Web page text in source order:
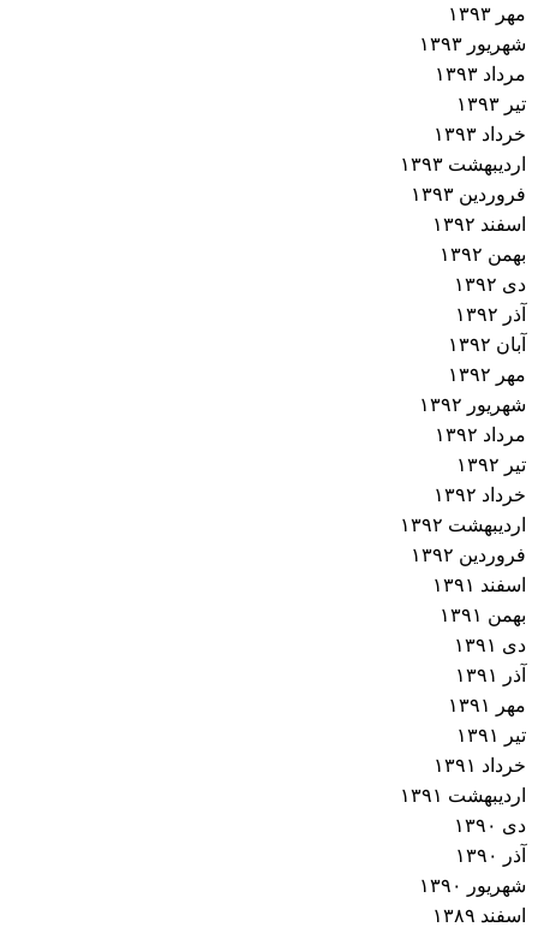
مهر ۱۳۹۳
شهریور ۱۳۹۳
مرداد ۱۳۹۳
تیر ۱۳۹۳
خرداد ۱۳۹۳
اردیبهشت ۱۳۹۳
فروردین ۱۳۹۳
اسفند ۱۳۹۲
بهمن ۱۳۹۲
دی ۱۳۹۲
آذر ۱۳۹۲
آبان ۱۳۹۲
مهر ۱۳۹۲
شهریور ۱۳۹۲
مرداد ۱۳۹۲
تیر ۱۳۹۲
خرداد ۱۳۹۲
اردیبهشت ۱۳۹۲
فروردین ۱۳۹۲
اسفند ۱۳۹۱
بهمن ۱۳۹۱
دی ۱۳۹۱
آذر ۱۳۹۱
مهر ۱۳۹۱
تیر ۱۳۹۱
خرداد ۱۳۹۱
اردیبهشت ۱۳۹۱
دی ۱۳۹۰
آذر ۱۳۹۰
شهریور ۱۳۹۰
اسفند ۱۳۸۹